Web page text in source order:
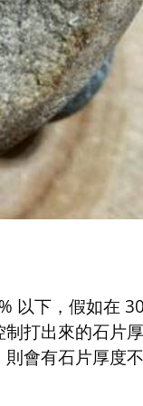
以下，假如在
打出來的石片厚
會有石片厚度不